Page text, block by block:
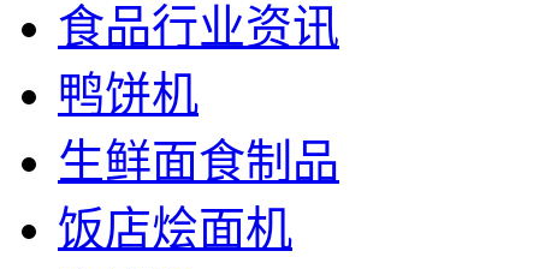
食品行业资讯
鸭饼机
生鲜面食制品
饭店烩面机